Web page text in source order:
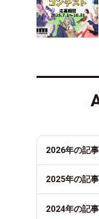
2026年の記事
2025年の記事
2024年の記事